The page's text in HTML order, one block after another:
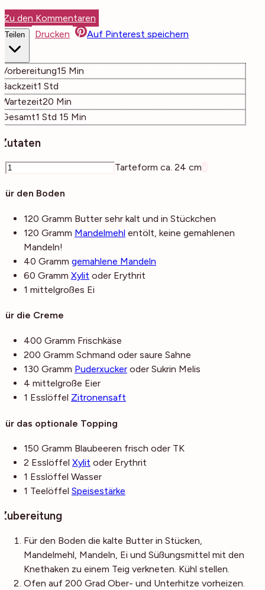
Zu den Kommentaren
Teilen Drucken Auf Pinterest speichern
Vorbereitung15 Minuten
Min
Backzeit1 Stunde
Std
Wartezeit20 Minuten
Min
Gesamt1 Stunde
Std 15 Minuten
Min
Zutaten
Tarteform ca. 24 cm
Für den Boden
120 Gramm Butter sehr kalt und in Stückchen
120 Gramm Mandelmehl entölt, keine gemahlenen
Mandeln!
40 Gramm gemahlene Mandeln
60 Gramm Xylit oder Erythrit
1 mittelgroßes Ei
Für die Creme
400 Gramm Frischkäse
200 Gramm Schmand oder saure Sahne
130 Gramm Puderxucker oder Sukrin Melis
4 mittelgroße Eier
1 Esslöffel Zitronensaft
Für das optionale Topping
150 Gramm Blaubeeren frisch oder TK
2 Esslöffel Xylit oder Erythrit
1 Esslöffel Wasser
1 Teelöffel Speisestärke
Zubereitung
Für den Boden die kalte Butter in Stücken,
Mandelmehl, Mandeln, Ei und Süßungsmittel mit den
Knethaken zu einem Teig verkneten. Kühl stellen.
Ofen auf 200 Grad Ober- und Unterhitze vorheizen.